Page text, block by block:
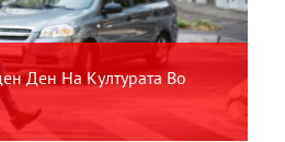
Ден На Културата Во